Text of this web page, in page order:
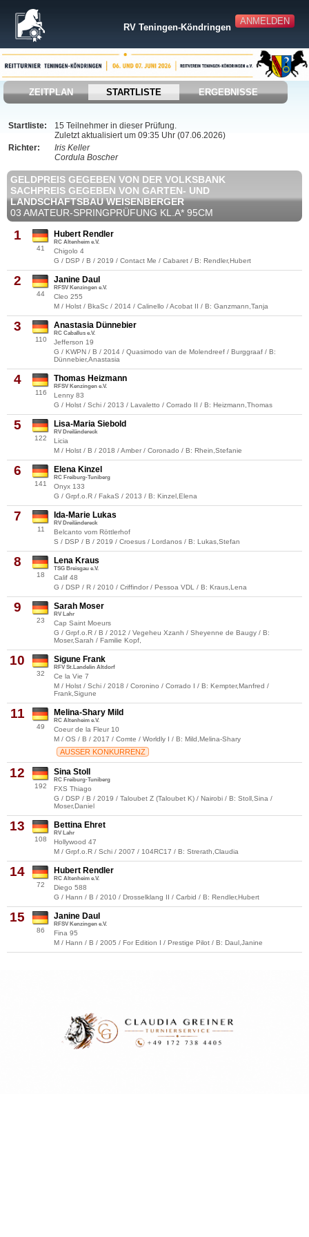
ANMELDEN
RV Teningen-Köndringen
ZEITPLAN STARTLISTE ERGEBNISSE
Startliste:
15 Teilnehmer in dieser Prüfung.
Zuletzt aktualisiert um 09:35 Uhr (07.06.2026)
Richter:
Iris Keller
Cordula Boscher
GELDPREIS GEGEBEN VON DER VOLKSBANK
SACHPREIS GEGEBEN VON GARTEN- UND
LANDSCHAFTSBAU WEISENBERGER
03 AMATEUR-SPRINGPRÜFUNG KL.A* 95CM
1
41
Hubert Rendler
RC Altenheim e.V.
Chigolo 4
G / DSP / B / 2019 / Contact Me / Cabaret / B: Rendler,Hubert
2
44
Janine Daul
RFSV Kenzingen e.V.
Cleo 255
M / Holst / BkaSc / 2014 / Calinello / Acobat II / B: Ganzmann,Tanja
3
110
Anastasia Dünnebier
RC Caballus e.V.
Jefferson 19
G / KWPN / B / 2014 / Quasimodo van de Molendreef / Burggraaf / B:
Dünnebier,Anastasia
4
116
Thomas Heizmann
RFSV Kenzingen e.V.
Lenny 83
G / Holst / Schi / 2013 / Lavaletto / Corrado II / B: Heizmann,Thomas
5
122
Lisa-Maria Siebold
RV Dreiländereck
Licia
M / Holst / B / 2018 / Amber / Coronado / B: Rhein,Stefanie
6
141
Elena Kinzel
RC Freiburg-Tuniberg
Onyx 133
G / Grpf.o.R / FakaS / 2013 / B: Kinzel,Elena
7
11
Ida-Marie Lukas
RV Dreiländereck
Belcanto vom Röttlerhof
S / DSP / B / 2019 / Croesus / Lordanos / B: Lukas,Stefan
8
18
Lena Kraus
TSG Breisgau e.V.
Calif 48
G / DSP / R / 2010 / Criffindor / Pessoa VDL / B: Kraus,Lena
9
23
Sarah Moser
RV Lahr
Cap Saint Moeurs
G / Grpf.o.R / B / 2012 / Vegeheu Xzanh / Sheyenne de Baugy / B:
Moser,Sarah / Familie Kopf,
10
32
Sigune Frank
RFV St.Landelin Altdorf
Ce la Vie 7
M / Holst / Schi / 2018 / Coronino / Corrado I / B: Kempter,Manfred /
Frank,Sigune
11
49
Melina-Shary Mild
RC Altenheim e.V.
Coeur de la Fleur 10
M / OS / B / 2017 / Comte / Worldly I / B: Mild,Melina-Shary
AUSSER KONKURRENZ
12
192
Sina Stoll
RC Freiburg-Tuniberg
FXS Thiago
G / DSP / B / 2019 / Taloubet Z (Taloubet K) / Nairobi / B: Stoll,Sina /
Moser,Daniel
13
108
Bettina Ehret
RV Lahr
Hollywood 47
M / Grpf.o.R / Schi / 2007 / 104RC17 / B: Strerath,Claudia
14
72
Hubert Rendler
RC Altenheim e.V.
Diego 588
G / Hann / B / 2010 / Drosselklang II / Carbid / B: Rendler,Hubert
15
86
Janine Daul
RFSV Kenzingen e.V.
Fina 95
M / Hann / B / 2005 / For Edition I / Prestige Pilot / B: Daul,Janine